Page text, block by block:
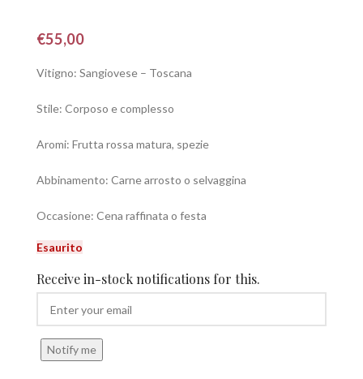
€55,00
Vitigno: Sangiovese – Toscana
Stile: Corposo e complesso
Aromi: Frutta rossa matura, spezie
Abbinamento: Carne arrosto o selvaggina
Occasione: Cena raffinata o festa
Esaurito
Receive in-stock notifications for this.
Notify me